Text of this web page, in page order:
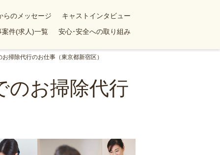
らのメッセージ
キャストインタビュー
案件(求人)一覧 安心･安全への取り組み
掃除代行のお仕事（東京都新宿区）
のお掃除代行